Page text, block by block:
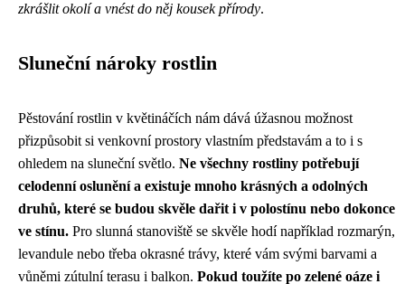
zkrášlit okolí a vnést do něj kousek přírody.
Sluneční nároky rostlin
Pěstování rostlin v květináčích nám dává úžasnou možnost
přizpůsobit si venkovní prostory vlastním představám a to i s
ohledem na sluneční světlo. Ne všechny rostliny potřebují
celodenní oslunění a existuje mnoho krásných a odolných
druhů, které se budou skvěle dařit i v polostínu nebo dokonce
ve stínu. Pro slunná stanoviště se skvěle hodí například rozmarýn,
levandule nebo třeba okrasné trávy, které vám svými barvami a
vůněmi zútulní terasu i balkon. Pokud toužíte po zelené oáze i